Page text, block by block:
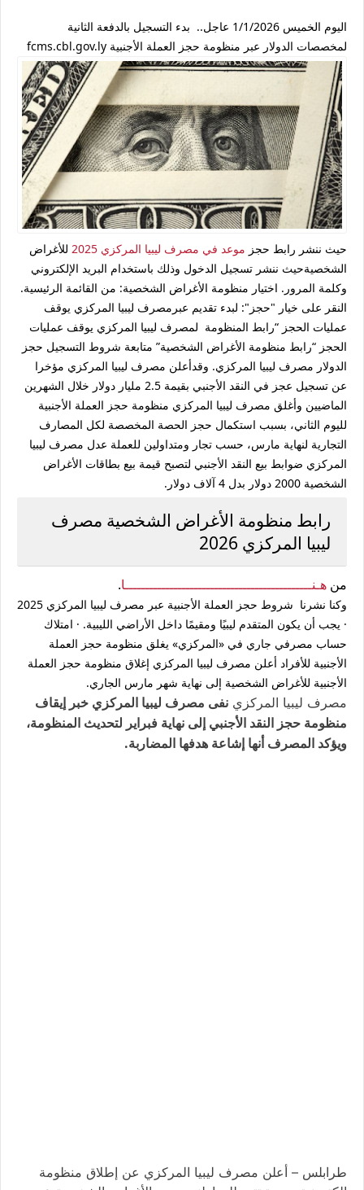
اليوم الخميس 1/1/2026 عاجل.. بدء التسجيل بالدفعة الثانية
لمخصصات الدولار عبر منظومة حجز العملة الأجنبية fcms.cbl.gov.ly
حيث ننشر رابط حجز موعد في مصرف ليبيا المركزي 2025
للأغراض
الشخصيةحيث ننشر تسجيل الدخول وذلك باستخدام البريد الإلكتروني
وكلمة المرور. اختيار منظومة الأغراض الشخصية: من القائمة الرئيسية.
النقر على خيار "حجز": لبدء تقديم عبرمصرف ليبيا المركزي يوقف
عمليات الحجز “رابط المنظومة لمصرف ليبيا المركزي يوقف عمليات
الحجز “رابط منظومة الأغراض الشخصية” متابعة شروط التسجيل حجز
الدولار مصرف ليبيا المركزي. وقدأعلن مصرف ليبيا المركزي مؤخرا
عن تسجيل عجز في النقد الأجنبي بقيمة 2.5 مليار دولار خلال الشهرين
الماضيين وأغلق مصرف ليبيا المركزي منظومة حجز العملة الأجنبية
لليوم الثاني، بسبب استكمال حجز الحصة المخصصة لكل المصارف
التجارية لنهاية مارس، حسب تجار ومتداولين للعملة عدل مصرف ليبيا
المركزي ضوابط بيع النقد الأجنبي لتصبح قيمة بيع بطاقات الأغراض
الشخصية 2000 دولار بدل 4 آلاف دولار.
رابط منظومة الأغراض الشخصية مصرف
ليبيا المركزي 2026
من هـنــــــــــــــــــــــــــــــــــــــــــــــا.
وكنا نشرنا شروط حجز العملة الأجنبية عبر مصرف ليبيا المركزي 2025
· يجب أن يكون المتقدم ليبيًا ومقيمًا داخل الأراضي الليبية. · امتلاك
حساب مصرفي جاري في «المركزي» يغلق منظومة حجز العملة
الأجنبية للأفراد أعلن مصرف ليبيا المركزي إغلاق منظومة حجز العملة
الأجنبية للأغراض الشخصية إلى نهاية شهر مارس الجاري.
مصرف ليبيا المركزي نفى مصرف ليبيا المركزي خبر إيقاف
منظومة حجز النقد الأجنبي إلى نهاية فبراير لتحديث المنظومة،
ويؤكد المصرف أنها إشاعة هدفها المضاربة.
طرابلس – أعلن مصرف ليبيا المركزي عن إطلاق منظومة